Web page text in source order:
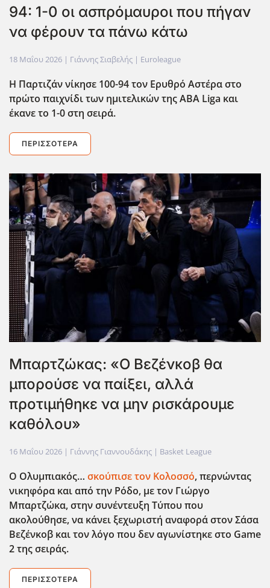
94: 1-0 οι ασπρόμαυροι που πήγαν
να φέρουν τα πάνω κάτω
18 Μαΐου 2026 | Γιάννης Σιαβελής | Euroleague
Η Παρτιζάν νίκησε 100-94 τον Ερυθρό Αστέρα στο
πρώτο παιχνίδι των ημιτελικών της ABA Liga και
έκανε το 1-0 στη σειρά.
ΠΕΡΙΣΣΌΤΕΡΑ
Μπαρτζώκας: «Ο Βεζένκοβ θα
μπορούσε να παίξει, αλλά
προτιμήθηκε να μην ρισκάρουμε
καθόλου»
16 Μαΐου 2026 | Γιάννης Γιαννουδάκης | Basket League
Ο Ολυμπιακός… σκούπισε τον Κολοσσό, περνώντας
νικηφόρα και από την Ρόδο, με τον Γιώργο
Μπαρτζώκα, στην συνέντευξη Τύπου που
ακολούθησε, να κάνει ξεχωριστή αναφορά στον Σάσα
Βεζένκοβ και τον λόγο που δεν αγωνίστηκε στο Game
2 της σειράς.
ΠΕΡΙΣΣΌΤΕΡΑ